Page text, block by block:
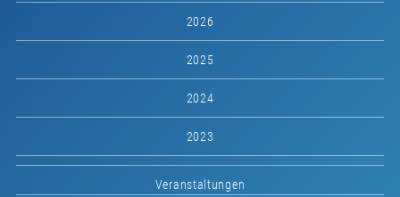
2026
2025
2024
2023
Veranstaltungen